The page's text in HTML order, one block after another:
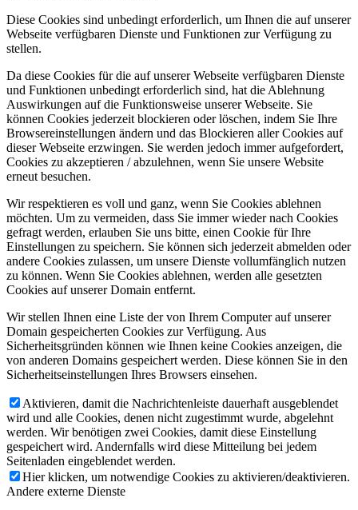
Diese Cookies sind unbedingt erforderlich, um Ihnen die auf unserer
Webseite verfügbaren Dienste und Funktionen zur Verfügung zu
stellen.
Da diese Cookies für die auf unserer Webseite verfügbaren Dienste
und Funktionen unbedingt erforderlich sind, hat die Ablehnung
Auswirkungen auf die Funktionsweise unserer Webseite. Sie
können Cookies jederzeit blockieren oder löschen, indem Sie Ihre
Browsereinstellungen ändern und das Blockieren aller Cookies auf
dieser Webseite erzwingen. Sie werden jedoch immer aufgefordert,
Cookies zu akzeptieren / abzulehnen, wenn Sie unsere Website
erneut besuchen.
Wir respektieren es voll und ganz, wenn Sie Cookies ablehnen
möchten. Um zu vermeiden, dass Sie immer wieder nach Cookies
gefragt werden, erlauben Sie uns bitte, einen Cookie für Ihre
Einstellungen zu speichern. Sie können sich jederzeit abmelden oder
andere Cookies zulassen, um unsere Dienste vollumfänglich nutzen
zu können. Wenn Sie Cookies ablehnen, werden alle gesetzten
Cookies auf unserer Domain entfernt.
Wir stellen Ihnen eine Liste der von Ihrem Computer auf unserer
Domain gespeicherten Cookies zur Verfügung. Aus
Sicherheitsgründen können wie Ihnen keine Cookies anzeigen, die
von anderen Domains gespeichert werden. Diese können Sie in den
Sicherheitseinstellungen Ihres Browsers einsehen.
Aktivieren, damit die Nachrichtenleiste dauerhaft ausgeblendet
wird und alle Cookies, denen nicht zugestimmt wurde, abgelehnt
werden. Wir benötigen zwei Cookies, damit diese Einstellung
gespeichert wird. Andernfalls wird diese Mitteilung bei jedem
Seitenladen eingeblendet werden.
Hier klicken, um notwendige Cookies zu aktivieren/deaktivieren.
Andere externe Dienste